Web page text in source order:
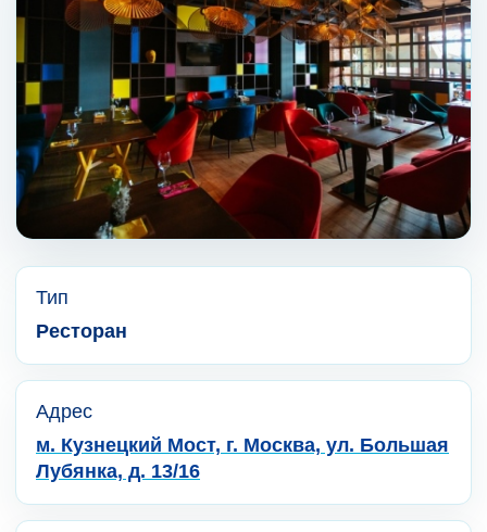
Тип
Ресторан
Адрес
м. Кузнецкий Мост, г. Москва, ул. Большая
Лубянка, д. 13/16